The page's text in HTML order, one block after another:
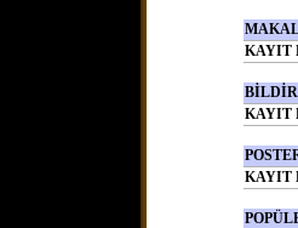
KAYIT
KAYIT
KAYIT